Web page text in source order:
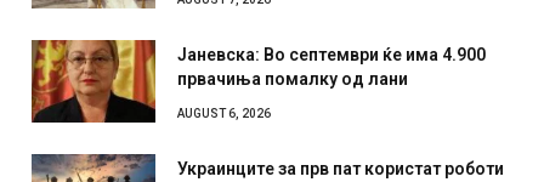
Јаневска: Во септември ќе има 4.900
првачиња помалку од лани
AUGUST 6, 2026
Украинците за прв пат користат роботи